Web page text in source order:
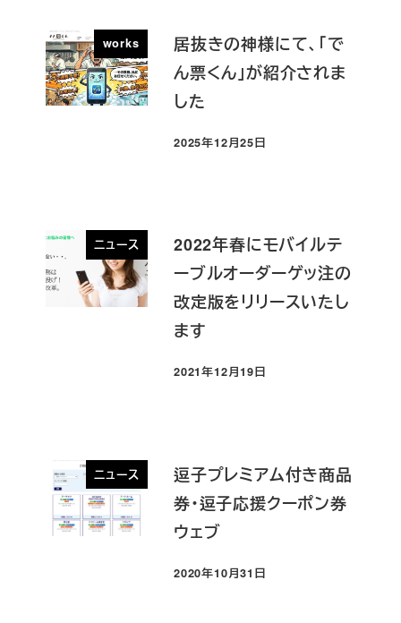
works
居抜きの神様にて、「で
ん票くん」が紹介されま
した
投稿日
2025年12月25日
ニュース
2022年春にモバイルテ
ーブルオーダーゲッ注の
改定版をリリースいたし
ます
投稿日
2021年12月19日
ニュース
逗子プレミアム付き商品
券・逗子応援クーポン券
ウェブ
投稿日
2020年10月31日